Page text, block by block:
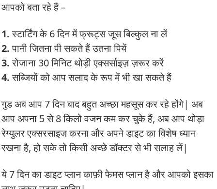
आपको बता रहे हैं –
1.स्टार्टिंग के 6 दिन में फ्रूट्स जूस बिल्कुल ना लें
2.पानी जितना पी सकते हैं उतना पियें
3.रोजाना 30 मिनिट थोड़ी एक्सर्साइज़ ज़रूर करें
4.सब्जियों को आप सलाद के रूप में भी खा सकते हैं
गुड अब आप 7 दिन बाद बहुत अच्छा महसूस कर रहे होंगे| अब
आप अपना 5 से 8 किलो वजन कम कर चुके हैं, अब आप थोड़ा
रेग्युलर एक्सरसाइज करना और अपने डाइट का विशेष ध्यान
रखना है, हो सके तो किसी अच्छे डॉक्टर से भी सलाह लें|
ये 7 दिन का डाइट प्लान काफ़ी फेमस प्लान है और आपको इसका